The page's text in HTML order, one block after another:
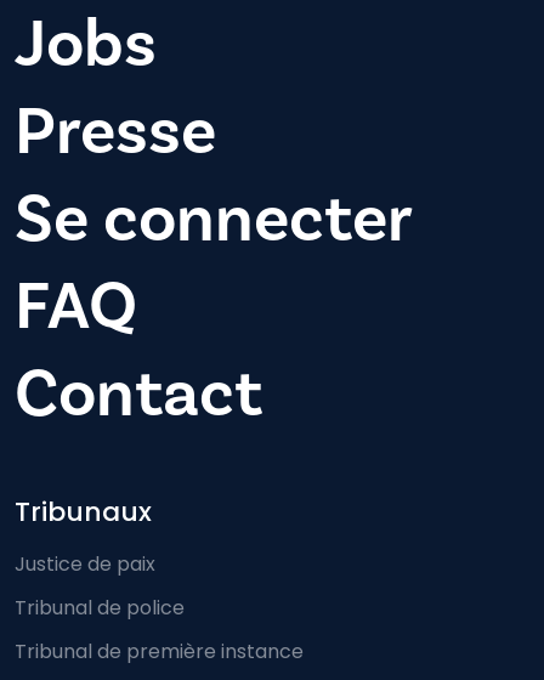
Jobs
Presse
Se connecter
FAQ
Contact
Footer-menu
Tribunaux
Justice de paix
Tribunal de police
Tribunal de première instance